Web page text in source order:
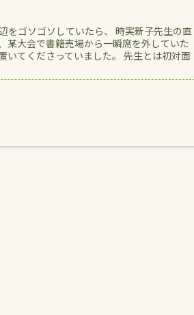
をゴソゴソしていたら、 時実新子先生の直
某大会で書籍売場から一瞬席を外していた
いてくださっていました。 先生とは初対面